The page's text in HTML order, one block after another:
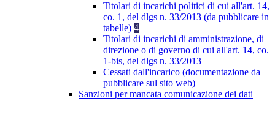
Titolari di incarichi politici di cui all'art. 14,
co. 1, del dlgs n. 33/2013 (da pubblicare in
tabelle) 4
Titolari di incarichi di amministrazione, di
direzione o di governo di cui all'art. 14, co.
1-bis, del dlgs n. 33/2013
Cessati dall'incarico (documentazione da
pubblicare sul sito web)
Sanzioni per mancata comunicazione dei dati